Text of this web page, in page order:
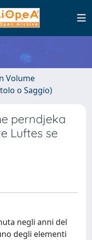
Volume
o Saggio)
perndjeka
Luftes se
negli anni del
degli elementi